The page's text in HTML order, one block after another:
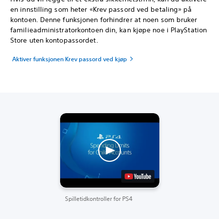
en innstilling som heter «Krev passord ved betaling» på
kontoen. Denne funksjonen forhindrer at noen som bruker
familieadministratorkontoen din, kan kjøpe noe i PlayStation
Store uten kontopassordet.
Aktiver funksjonen Krev passord ved kjøp
Spilletidkontroller for PS4